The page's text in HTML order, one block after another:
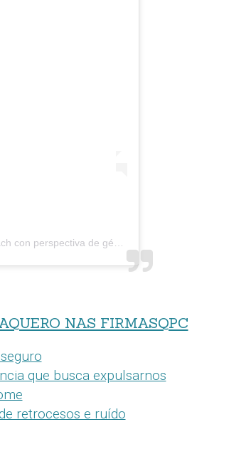
NAS FIRMASQPC
que busca expulsarnos
retrocesos e ruído